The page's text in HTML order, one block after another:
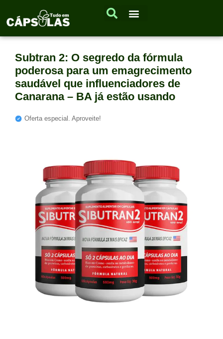
Subtran 2: O segredo da fórmula
poderosa para um emagrecimento
saudável que influenciadores de
Canarana – BA já estão usando
Oferta especial. Aproveite!